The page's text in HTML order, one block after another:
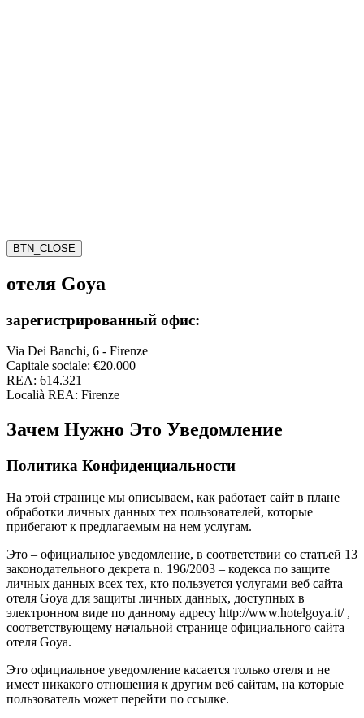
BTN_CLOSE
отеля Goya
зарегистрированный офис:
Via Dei Banchi, 6 - Firenze
Capitale sociale: €20.000
REA: 614.321
Localià REA: Firenze
Зачем Нужно Это Уведомление
Политика Конфиденциальности
На этой странице мы описываем, как работает сайт в плане
обработки личных данных тех пользователей, которые
прибегают к предлагаемым на нем услугам.
Это – официальное уведомление, в соответствии со статьей 13
законодательного декрета n. 196/2003 – кодекса по защите
личных данных всех тех, кто пользуется услугами веб сайта
отеля Goya для защиты личных данных, доступных в
электронном виде по данному адресу http://www.hotelgoya.it/ ,
соответствующему начальной странице официального сайта
отеля Goya.
Это официальное уведомление касается только отеля и не
имеет никакого отношения к другим веб сайтам, на которые
пользователь может перейти по ссылке.